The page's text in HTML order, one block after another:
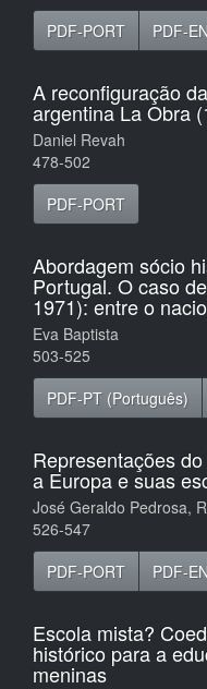
PDF-PORT PDF-
A reconfiguração
argentina La Obra
Daniel Revah
478-502
PDF-PORT
Abordagem sócio
Portugal. O caso
1971): entre o
Eva Baptista
503-525
PDF-PT (Português)
Representações
a Europa e suas
José Geraldo Pedrosa,
526-547
PDF-PORT
PDF-
Escola mista?
histórico para a
meninas